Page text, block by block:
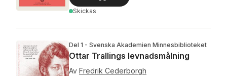
Skickas
Del 1 - Svenska Akademien Minnesbiblioteket
Ottar Trallings levnadsmålning
Av Fredrik Cederborgh